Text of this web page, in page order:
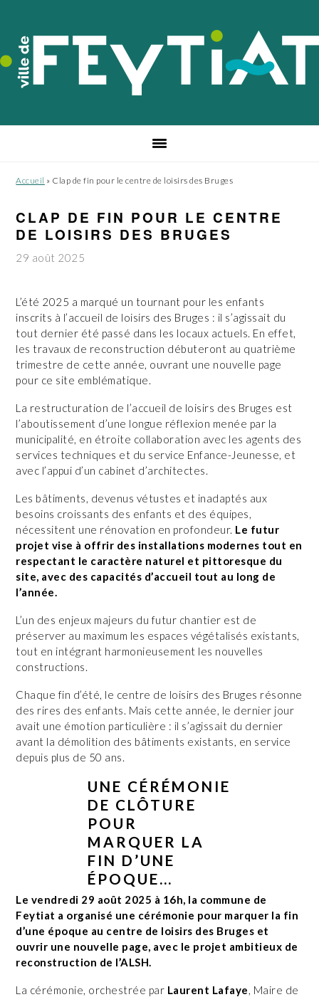
navigation
principale
contenu
principal
pied
de
page
Accueil » Clap de fin pour le centre de loisirs des Bruges
CLAP DE FIN POUR LE CENTRE
DE LOISIRS DES BRUGES
29 août 2025
L’été 2025 a marqué un tournant pour les enfants
inscrits à l’accueil de loisirs des Bruges : il s’agissait du
tout dernier été passé dans les locaux actuels. En effet,
les travaux de reconstruction débuteront au quatrième
trimestre de cette année, ouvrant une nouvelle page
pour ce site emblématique.
La restructuration de l’accueil de loisirs des Bruges est
l’aboutissement d’une longue réflexion menée par la
municipalité, en étroite collaboration avec les agents des
services techniques et du service Enfance-Jeunesse, et
avec l’appui d’un cabinet d’architectes.
Les bâtiments, devenus vétustes et inadaptés aux
besoins croissants des enfants et des équipes,
nécessitent une rénovation en profondeur. Le futur
projet vise à offrir des installations modernes tout en
respectant le caractère naturel et pittoresque du
site, avec des capacités d’accueil tout au long de
l’année.
L’un des enjeux majeurs du futur chantier est de
préserver au maximum les espaces végétalisés existants,
tout en intégrant harmonieusement les nouvelles
constructions.
Chaque fin d’été, le centre de loisirs des Bruges résonne
des rires des enfants. Mais cette année, le dernier jour
avait une émotion particulière : il s’agissait du dernier
avant la démolition des bâtiments existants, en service
depuis plus de 50 ans.
UNE CÉRÉMONIE
DE CLÔTURE
POUR
MARQUER LA
FIN D’UNE
ÉPOQUE…
Le vendredi 29 août 2025 à 16h, la commune de
Feytiat a organisé une cérémonie pour marquer la fin
d’une époque au centre de loisirs des Bruges et
ouvrir une nouvelle page, avec le projet ambitieux de
reconstruction de l’ALSH.
La cérémonie, orchestrée par Laurent Lafaye, Maire de